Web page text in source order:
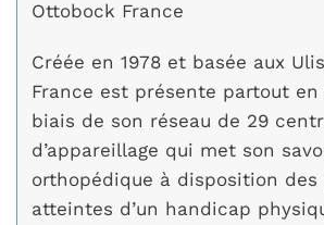
Ottobock France
Créée en 1978 et basée aux
France est présente partout en
biais de son réseau de 29
d’appareillage qui met son
orthopédique à disposition des
atteintes d’un handicap